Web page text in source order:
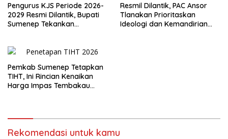
Pengurus KJS Periode 2026-
2029 Resmi Dilantik, Bupati
Sumenep Tekankan
Resmil Dilantik, PAC Ansor
Tlanakan Prioritaskan
Ideologi dan Kemandirian
Pemkab Sumenep Tetapkan
TIHT, Ini Rincian Kenaikan
Harga Impas Tembakau
Rekomendasi untuk kamu